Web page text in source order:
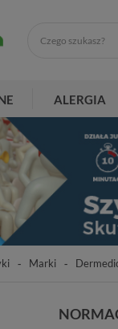
ALERGIA
Marki